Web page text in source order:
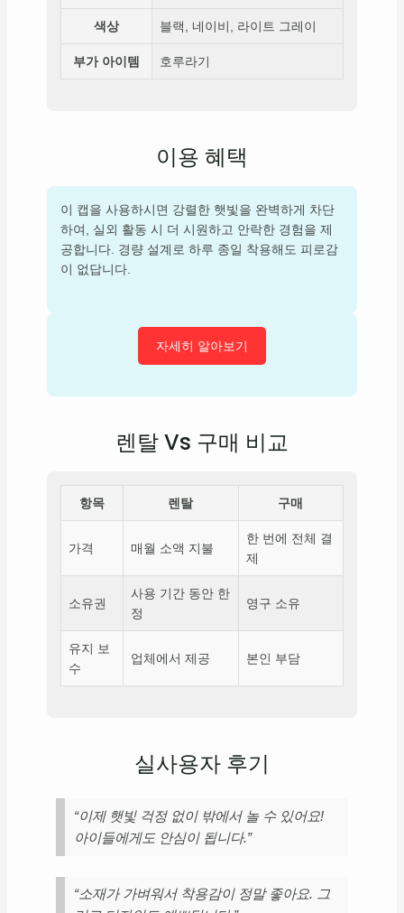
색상 블랙, 네이비, 라이트 그레이
부가 아이템 호루라기
이용 혜택
이 캡을 사용하시면 강렬한 햇빛을 완벽하게 차단
하여, 실외 활동 시 더 시원하고 안락한 경험을 제
공합니다. 경량 설계로 하루 종일 착용해도 피로감
이 없답니다.
자세히 알아보기
렌탈 Vs 구매 비교
항목 렌탈 구매
가격 매월 소액 지불
한 번에 전체 결
제
소유권
사용 기간 동안 한
정
영구 소유
유지 보
수
업체에서 제공 본인 부담
실사용자 후기
“이제 햇빛 걱정 없이 밖에서 놀 수 있어요!
아이들에게도 안심이 됩니다.”
“소재가 가벼워서 착용감이 정말 좋아요. 그